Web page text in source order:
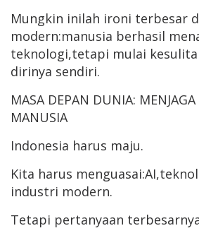
Mungkin inilah ironi terbesar
modern:manusia berhasil
teknologi,tetapi mulai
dirinya sendiri.
MASA DEPAN DUNIA:
MANUSIA
Indonesia harus maju.
Kita harus
industri modern.
Tetapi pertanyaan